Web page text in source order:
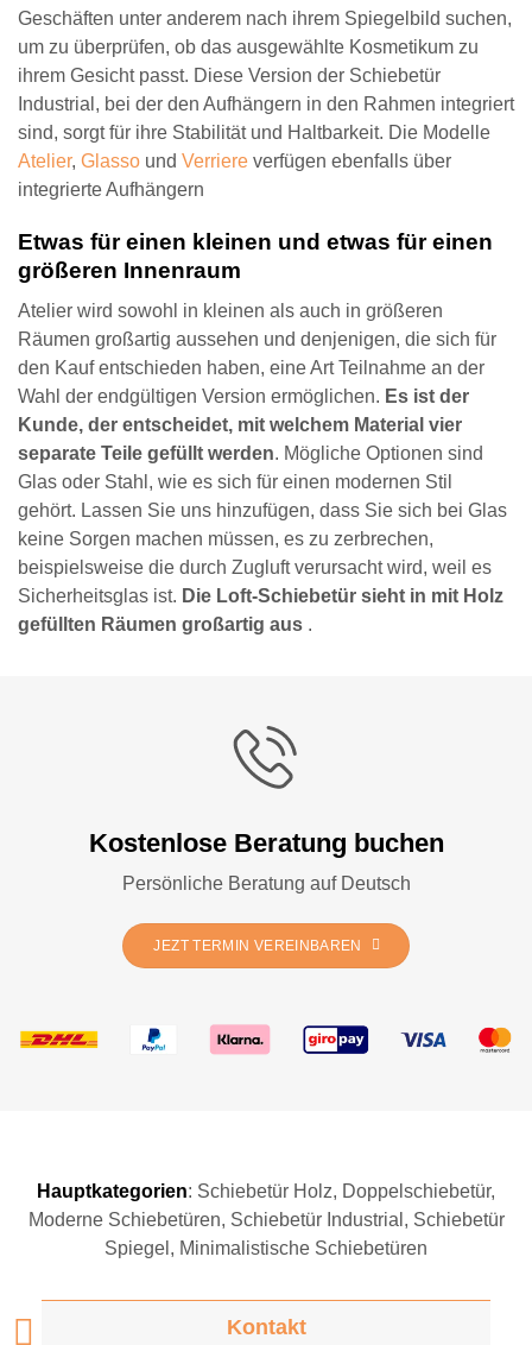
Geschäften unter anderem nach ihrem Spiegelbild suchen,
um zu überprüfen, ob das ausgewählte Kosmetikum zu
ihrem Gesicht passt. Diese Version der Schiebetür
Industrial, bei der den Aufhängern in den Rahmen integriert
sind, sorgt für ihre Stabilität und Haltbarkeit. Die Modelle
Atelier, Glasso und Verriere verfügen ebenfalls über
integrierte Aufhängern
Etwas für einen kleinen und etwas für einen
größeren Innenraum
Atelier wird sowohl in kleinen als auch in größeren
Räumen großartig aussehen und denjenigen, die sich für
den Kauf entschieden haben, eine Art Teilnahme an der
Wahl der endgültigen Version ermöglichen. Es ist der
Kunde, der entscheidet, mit welchem Material vier
separate Teile gefüllt werden. Mögliche Optionen sind
Glas oder Stahl, wie es sich für einen modernen Stil
gehört. Lassen Sie uns hinzufügen, dass Sie sich bei Glas
keine Sorgen machen müssen, es zu zerbrechen,
beispielsweise die durch Zugluft verursacht wird, weil es
Sicherheitsglas ist. Die Loft-Schiebetür sieht in mit Holz
gefüllten Räumen großartig aus .
Kostenlose Beratung buchen
Persönliche Beratung auf Deutsch
JEZT TERMIN VEREINBAREN
Hauptkategorien: Schiebetür Holz, Doppelschiebetür,
Moderne Schiebetüren, Schiebetür Industrial , Schiebetür
Spiegel , Minimalistische Schiebetüren
Kontakt